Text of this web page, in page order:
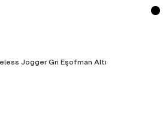
Jogger Gri Eşofman Altı